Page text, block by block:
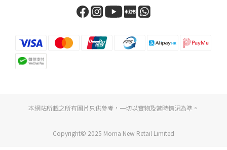
本網站所載之所有圖片只供參考，一切以實物及當時情況為準。
Copyright© 2025 Moma New Retail Limited